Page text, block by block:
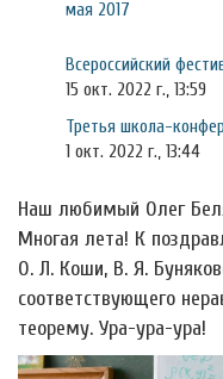
мая 2017
Всероссийский
15 окт. 2022 г., 13:59
Третья школа-
1 окт. 2022 г., 13:44
Наш любимый Олег
Многая лета! К
О. Л. Коши, В. Я.
соответствующего
теорему. Ура-ура-ура!